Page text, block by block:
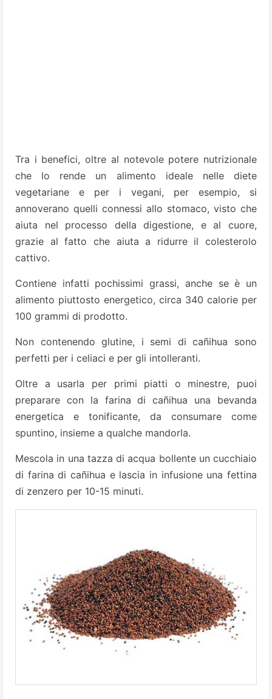
Tra i benefici, oltre al notevole potere nutrizionale
che lo rende un alimento ideale nelle diete
vegetariane e per i vegani, per esempio, si
annoverano quelli connessi allo stomaco, visto che
aiuta nel processo della digestione, e al cuore,
grazie al fatto che aiuta a ridurre il colesterolo
cattivo.
Contiene infatti pochissimi grassi, anche se è un
alimento piuttosto energetico, circa 340 calorie per
100 grammi di prodotto.
Non contenendo glutine, i semi di cañihua sono
perfetti per i celiaci e per gli intolleranti.
Oltre a usarla per primi piatti o minestre, puoi
preparare con la farina di cañihua una bevanda
energetica e tonificante, da consumare come
spuntino, insieme a qualche mandorla.
Mescola in una tazza di acqua bollente un cucchiaio
di farina di cañihua e lascia in infusione una fettina
di zenzero per 10-15 minuti.